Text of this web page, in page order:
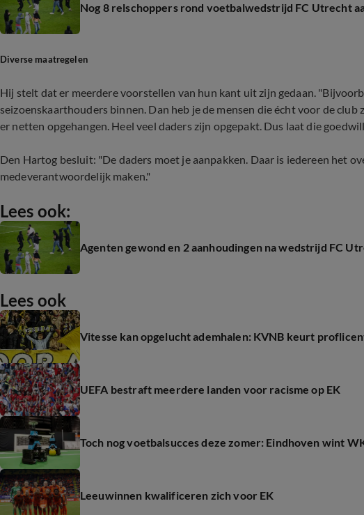
Nog 8 relschoppers rond voetbalwedstrijd FC Utrecht
Diverse maatregelen
Hij stelt dat er meerdere voorstellen van hun kant uit zijn gedaan.
seizoenskaarthouders binnen. Dan heb je de mensen die écht voor de
er netten opgehangen. Heel veel daders zijn opgepakt. Dus laat die
Den Hartog besluit: "De daders moet je aanpakken. Daar is iedereen het
medeverantwoordelijk maken."
Lees ook:
Agenten gewond en 2 aanhoudingen na wedstrijd FC
Lees ook
Vitesse kan opgelucht ademhalen: KVNB keurt
UEFA bestraft meerdere landen voor racisme op EK
Toch nog voetbalsucces deze zomer: Eindhoven wint
Leeuwinnen kwalificeren zich voor EK